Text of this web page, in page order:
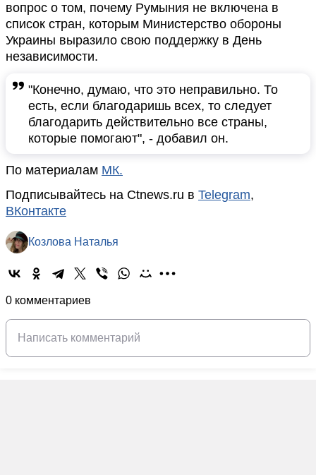
вопрос о том, почему Румыния не включена в
список стран, которым Министерство обороны
Украины выразило свою поддержку в День
независимости.
"Конечно, думаю, что это неправильно. То
есть, если благодаришь всех, то следует
благодарить действительно все страны,
которые помогают", - добавил он.
По материалам МК.
Подписывайтесь на Ctnews.ru в Telegram,
ВКонтакте
Козлова Наталья
0 комментариев